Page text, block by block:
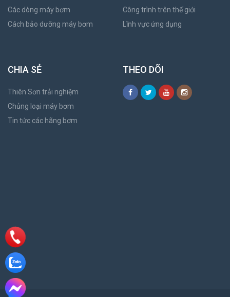
Các dòng máy bơm
Cách bảo dưỡng máy bơm
Công trình trên thế giới
Lĩnh vực ứng dụng
CHIA SẺ
Thiên Sơn trải nghiệm
Chủng loại máy bơm
Tin tức các hãng bơm
THEO DÕI